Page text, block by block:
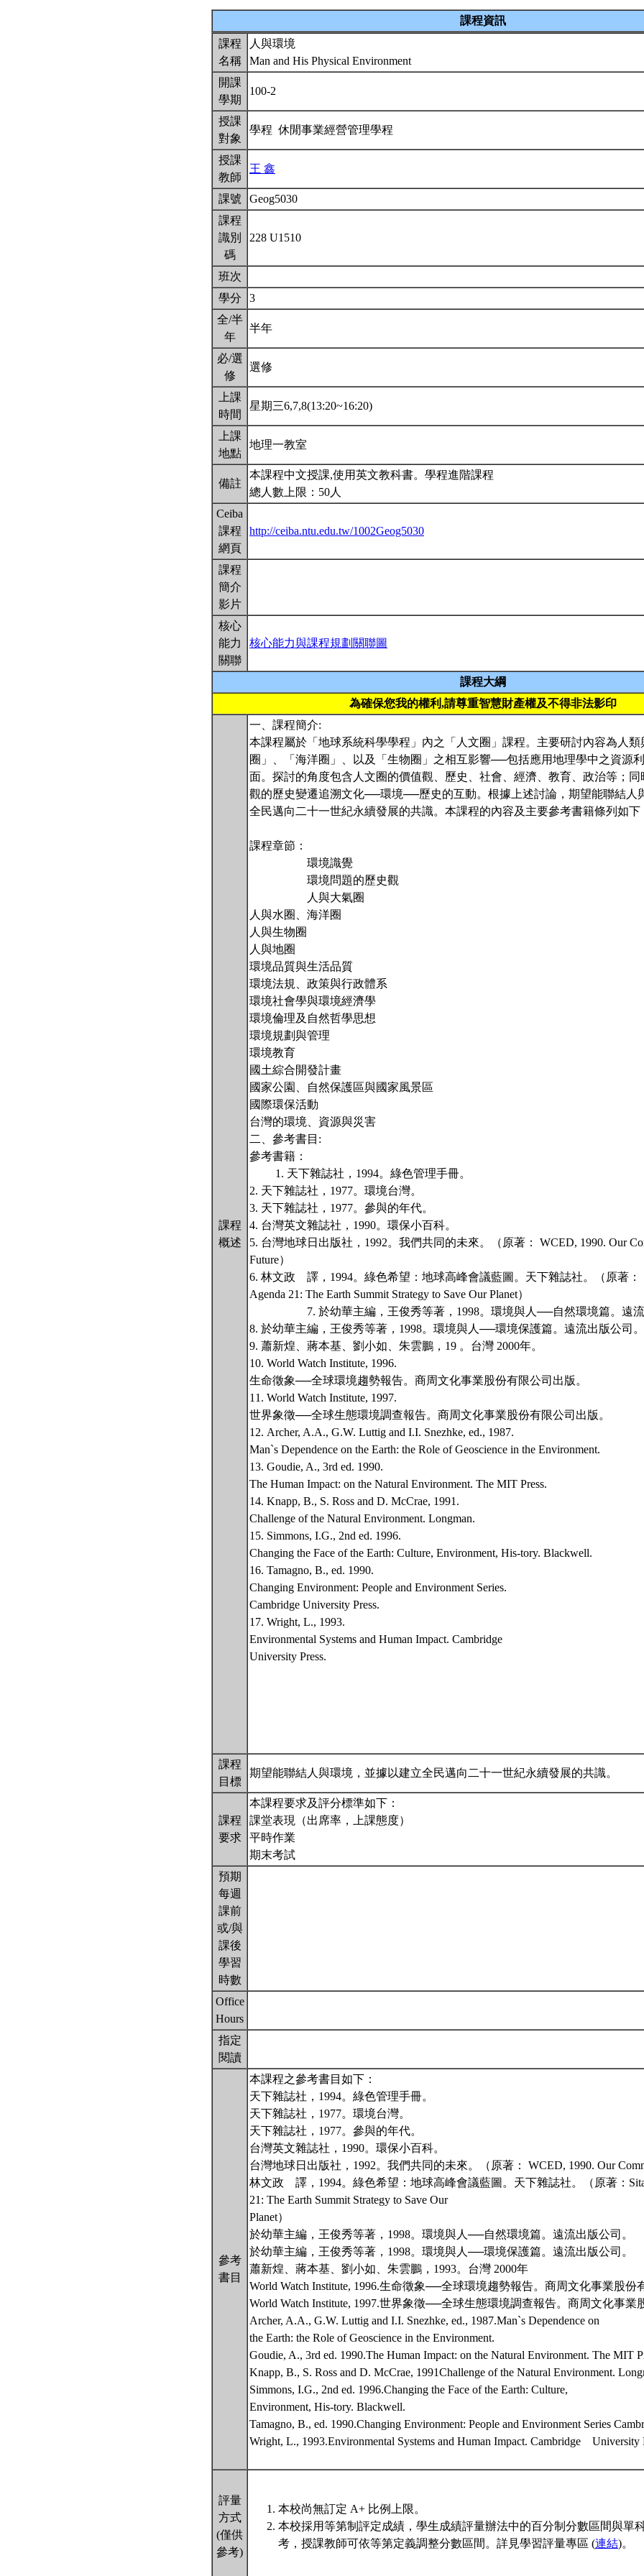
課程資訊
課程
名稱
人與環境
Man and His Physical Environment
開課
學期
100-2
授課
對象
學程 休閒事業經營管理學程
授課
教師
王 鑫
課號
Geog5030
課程
識別
碼
228 U1510
班次
學分
3
全/半
年
半年
必/選
修
選修
上課
時間
星期三6,7,8(13:20~16:20)
上課
地點
地理一教室
備註
本課程中文授課,使用英文教科書。學程進階課程
總人數上限：50人
Ceiba
課程
網頁
http://ceiba.ntu.edu.tw/1002Geog5030
課程
簡介
影片
核心
能力
關聯
核心能力與課程規劃關聯圖
課程大綱
為確保您我的權利,請尊重智慧財產權及不得非法影印
課程
概述
一、課程簡介:
本課程屬於「地球系統科學學程」內之「人文圈」課程。主要研討內容為人
圈」、「海洋圈」、以及「生物圈」之相互影響──包括應用地理學中之資源
面。探討的角度包含人文圈的價值觀、歷史、社會、經濟、教育、政治等；
觀的歷史變遷追溯文化──環境──歷史的互動。根據上述討論，期望能聯結人
全民邁向二十一世紀永續發展的共識。本課程的內容及主要參考書籍條列如下
課程章節：
環境識覺
環境問題的歷史觀
人與大氣圈
人與水圈、海洋圈
人與生物圈
人與地圈
環境品質與生活品質
環境法規、政策與行政體系
環境社會學與環境經濟學
環境倫理及自然哲學思想
環境規劃與管理
環境教育
國土綜合開發計畫
國家公園、自然保護區與國家風景區
國際環保活動
台灣的環境、資源與災害
二、參考書目:
參考書籍：
1. 天下雜誌社，1994。綠色管理手冊。
2. 天下雜誌社，1977。環境台灣。
3. 天下雜誌社，1977。參與的年代。
4. 台灣英文雜誌社，1990。環保小百科。
5. 台灣地球日出版社，1992。我們共同的未來。（原著： WCED, 1990. Our
Future）
6. 林文政 譯，1994。綠色希望：地球高峰會議藍圖。天下雜誌社。（原著：
Agenda 21: The Earth Summit Strategy to Save Our Planet）
7. 於幼華主編，王俊秀等著，1998。環境與人──自然環境篇。遠流
8. 於幼華主編，王俊秀等著，1998。環境與人──環境保護篇。遠流出版公司。
9. 蕭新煌、蔣本基、劉小如、朱雲鵬，19 。台灣 2000年。
10. World Watch Institute, 1996.
生命徵象──全球環境趨勢報告。商周文化事業股份有限公司出版。
11. World Watch Institute, 1997.
世界象徵──全球生態環境調查報告。商周文化事業股份有限公司出版。
12. Archer, A.A., G.W. Luttig and I.I. Snezhke, ed., 1987.
Man`s Dependence on the Earth: the Role of Geoscience in the Environment.
13. Goudie, A., 3rd ed. 1990.
The Human Impact: on the Natural Environment. The MIT Press.
14. Knapp, B., S. Ross and D. McCrae, 1991.
Challenge of the Natural Environment. Longman.
15. Simmons, I.G., 2nd ed. 1996.
Changing the Face of the Earth: Culture, Environment, His-tory. Blackwell.
16. Tamagno, B., ed. 1990.
Changing Environment: People and Environment Series.
Cambridge University Press.
17. Wright, L., 1993.
Environmental Systems and Human Impact. Cambridge
University Press.
課程
目標
期望能聯結人與環境，並據以建立全民邁向二十一世紀永續發展的共識。
課程
要求
本課程要求及評分標準如下：
課堂表現（出席率，上課態度）
平時作業
期末考試
預期
每週
課前
或/與
課後
學習
時數
Office
Hours
指定
閱讀
參考
書目
本課程之參考書目如下：
天下雜誌社，1994。綠色管理手冊。
天下雜誌社，1977。環境台灣。
天下雜誌社，1977。參與的年代。
台灣英文雜誌社，1990。環保小百科。
台灣地球日出版社，1992。我們共同的未來。（原著： WCED, 1990. Our
林文政 譯，1994。綠色希望：地球高峰會議藍圖。天下雜誌社。（原著：
21: The Earth Summit Strategy to Save Our
Planet）
於幼華主編，王俊秀等著，1998。環境與人──自然環境篇。遠流出版公司。
於幼華主編，王俊秀等著，1998。環境與人──環境保護篇。遠流出版公司。
蕭新煌、蔣本基、劉小如、朱雲鵬，1993。台灣 2000年
World Watch Institute, 1996.生命徵象──全球環境趨勢報告。商周文化事業股份
World Watch Institute, 1997.世界象徵──全球生態環境調查報告。商周文化事業
Archer, A.A., G.W. Luttig and I.I. Snezhke, ed., 1987.Man`s Dependence on
the Earth: the Role of Geoscience in the Environment.
Goudie, A., 3rd ed. 1990.The Human Impact: on the Natural Environment. The MIT
Knapp, B., S. Ross and D. McCrae, 1991Challenge of the Natural Environment.
Simmons, I.G., 2nd ed. 1996.Changing the Face of the Earth: Culture,
Environment, His-tory. Blackwell.
Tamagno, B., ed. 1990.Changing Environment: People and Environment Series
Wright, L., 1993.Environmental Systems and Human Impact. Cambridge University
評量
方式
(僅供
參考)
本校尚無訂定 A+ 比例上限。
本校採用等第制評定成績，學生成績評量辦法中的百分制分數區間與單
考，授課教師可依等第定義調整分數區間。詳見學習評量專區 (連結)。